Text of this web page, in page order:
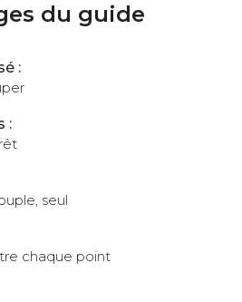
du guide
:
:
seul
chaque point